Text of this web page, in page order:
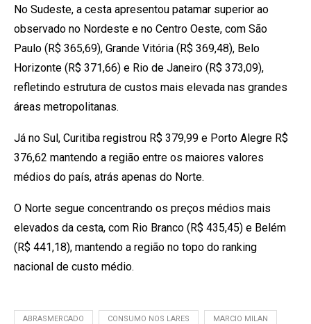
No Sudeste, a cesta apresentou patamar superior ao
observado no Nordeste e no Centro Oeste, com São
Paulo (R$ 365,69), Grande Vitória (R$ 369,48), Belo
Horizonte (R$ 371,66) e Rio de Janeiro (R$ 373,09),
refletindo estrutura de custos mais elevada nas grandes
áreas metropolitanas.
Já no Sul, Curitiba registrou R$ 379,99 e Porto Alegre R$
376,62 mantendo a região entre os maiores valores
médios do país, atrás apenas do Norte.
O Norte segue concentrando os preços médios mais
elevados da cesta, com Rio Branco (R$ 435,45) e Belém
(R$ 441,18), mantendo a região no topo do ranking
nacional de custo médio.
ABRASMERCADO CONSUMO NOS LARES MARCIO MILAN